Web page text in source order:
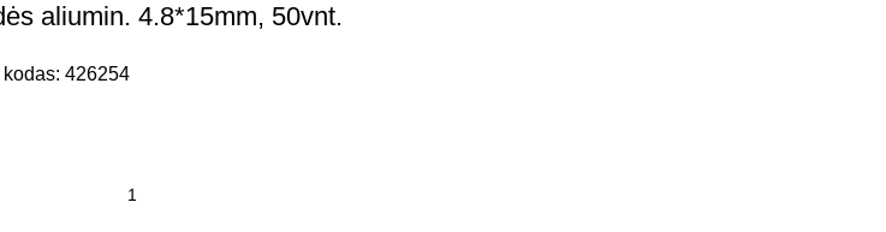
aliumin. 4.8*15mm, 50vnt.
426254